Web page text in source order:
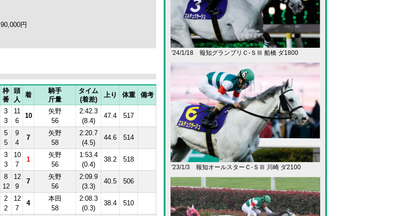
90,000円
枠
番
頭
人
着
騎手
斤量
タイム
(着差)
上り 体重 備考
3
3
11
6
10
矢野
56
2:42.3
(8.4)
47.4 517
5
5
9
4
7
矢野
58
2:20.7
(4.5)
44.6 514
3
3
10
7
1
矢野
56
1:53.4
(0.4)
38.2 518
8
12
12
9
7
矢野
56
2:09.9
(3.3)
40.5 506
2
2
12
7
4
本田
58
2:08.3
(0.3)
38.4 510
'24/1/18 報知グランプリＣ-ＳⅢ 船橋 ダ1800
'23/1/3 報知オールスターＣ-ＳⅢ 川崎 ダ2100